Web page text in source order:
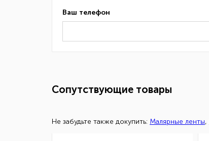
Ваш телефон
Сопутствующие товары
Не забудьте также докупить: Малярные ленты,